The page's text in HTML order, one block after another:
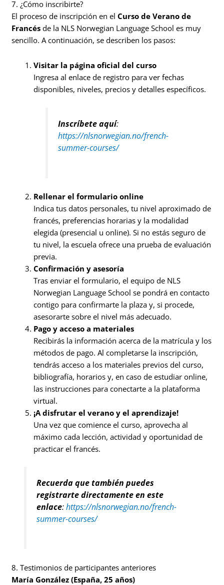
7. ¿Cómo inscribirte?
El proceso de inscripción en elCurso de Verano de
Francés de la NLS Norwegian Language School es muy
sencillo. A continuación, se describen los pasos:
Visitar la página oficial del curso
Ingresa al enlace de registro para ver fechas
disponibles, niveles, precios y detalles específicos.
Inscríbete aquí:
https://nlsnorwegian.no/french-
summer-courses/
Rellenar el formulario online
Indica tus datos personales, tu nivel aproximado de
francés, preferencias horarias y la modalidad
elegida (presencial u online). Si no estás seguro de
tu nivel, la escuela ofrece una prueba de evaluación
previa.
Confirmación y asesoría
Tras enviar el formulario, el equipo de NLS
Norwegian Language School se pondrá en contacto
contigo para confirmarte la plaza y, si procede,
asesorarte sobre el nivel más adecuado.
Pago y acceso a materiales
Recibirás la información acerca de la matrícula y los
métodos de pago. Al completarse la inscripción,
tendrás acceso a los materiales previos del curso,
bibliografía, horarios y, en caso de estudiar online,
las instrucciones para conectarte a la plataforma
virtual.
¡A disfrutar el verano y el aprendizaje!
Una vez que comience el curso, aprovecha al
máximo cada lección, actividad y oportunidad de
practicar el francés.
Recuerda que también puedes
registrarte directamente en este
enlace:https://nlsnorwegian.no/french-
summer-courses/
8. Testimonios de participantes anteriores
María González (España, 25 años)